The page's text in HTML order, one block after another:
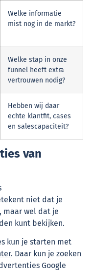
Welke informatie
mist nog in de markt?
Welke stap in onze
funnel heeft extra
vertrouwen nodig?
Hebben wij daar
echte klantfit, cases
en salescapaciteit?
van
niet dat je
wel dat je
kunt bekijken.
kun je starten met
. Daar kun je zoeken
Google